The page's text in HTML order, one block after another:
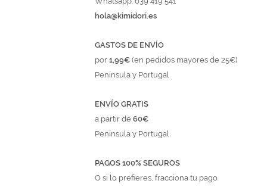
hola@kimidori.es
GASTOS DE ENVÍO
por1,99€(en pedidos mayores de 25€)
Península y Portugal
ENVÍO GRATIS
a partir de60€
Península y Portugal
PAGOS 100% SEGUROS
O si lo prefieres, fracciona tu pago